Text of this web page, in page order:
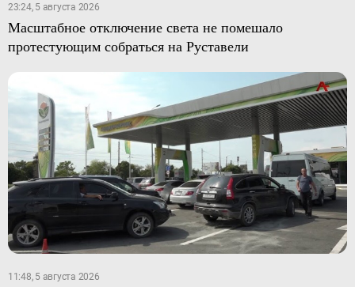
23:24, 5 августа 2026
Масштабное отключение света не помешало
протестующим собраться на Руставели
11:48, 5 августа 2026